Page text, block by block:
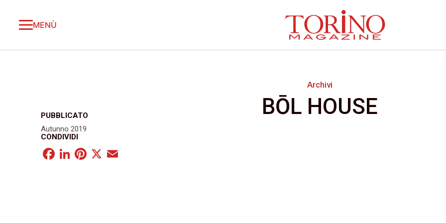
MENÙ
PUBBLICATO
Autunno 2019
CONDIVIDI
Facebook
LinkedIn
Pinterest
X
Archivi
BŌL HOUSE